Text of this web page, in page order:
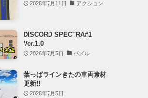
2026年7月11日 アクション
DISCORD SPECTRA#1
Ver.1.0
2026年7月5日 パズル
葉っぱラインきたの車両素材
更新!!
2026年7月5日